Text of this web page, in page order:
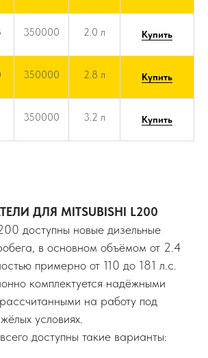
350000 2.0 л Купить
350000 2.8 л Купить
350000 3.2 л Купить
ДЛЯ MITSUBISHI L200
доступны новые дизельные
в основном объёмом от 2.4
примерно от 110 до 181 л.с.
комплектуется надёжными
на работу под
условиях.
доступны такие варианты: